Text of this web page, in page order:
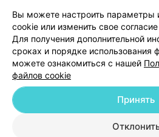
Персональные
Обработка
© 2026 ООО «Артокс Лаб», УНП 191700409|
г. Минск, улица Толбухина, 2,
Вы можете настроить параметры
cookie или изменить свое
Для получения дополнительной
сроках и порядке использования
можете ознакомиться с нашей
файлов cookie
Принять